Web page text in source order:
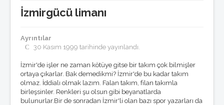
Künye/temsilcilikler
GöztepeLIST'e Katkı
Ödüller
Nasıl üye olurum ?
Anketler
Röportajlar
Tribün
İzmirgücü limanı
Ayrıntılar
30 Kasım 1999 tarihinde yayınlandı.
İzmir'de işler ne zaman kötüye gitse bir takım çok bilmişler
ortaya çıkarlar. Bak demedikmi? İzmir'de bu kadar takım
olmaz. İddialı olmak lazım. Falan takım, filan takımla
birleşsinler. Renkleri şu olsun gibi beyanatlarda
bulunurlar.Bir de sonradan İzmir'li olan bazı spor yazarları da